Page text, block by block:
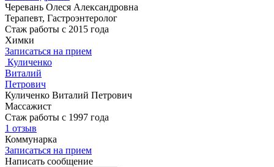
Черевань Олеся Александровна
Терапевт, Гастроэнтеролог
Стаж работы с 2015 года
Химки
Записаться на прием
Куличенко
Виталий
Петрович
Куличенко Виталий Петрович
Массажист
Стаж работы с 1997 года
1 отзыв
Коммунарка
Записаться на прием
Написать сообщение